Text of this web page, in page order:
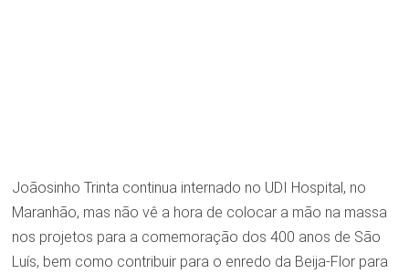
Joãosinho Trinta continua internado no UDI Hospital, no
Maranhão, mas não vê a hora de colocar a mão na massa
nos projetos para a comemoração dos 400 anos de São
Luís, bem como contribuir para o enredo da Beija-Flor para